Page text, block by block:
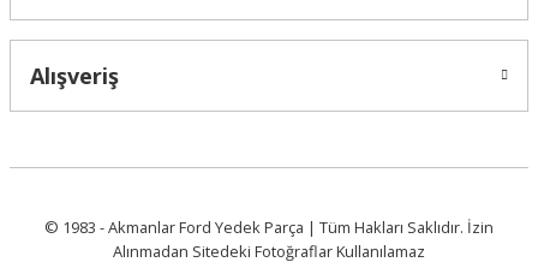
Alışveriş
© 1983 - Akmanlar Ford Yedek Parça | Tüm Hakları Saklıdır. İzin
Alınmadan Sitedeki Fotoğraflar Kullanılamaz